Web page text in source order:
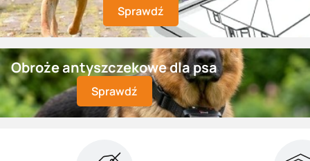
Sprawdź
Obroże antyszczekowe dla psa
Sprawdź